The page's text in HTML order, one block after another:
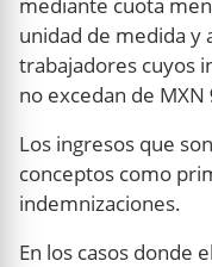
unidad de medida y
trabajadores cuyos
no excedan de MXN
Los ingresos que
conceptos como
indemnizaciones.
En los casos donde